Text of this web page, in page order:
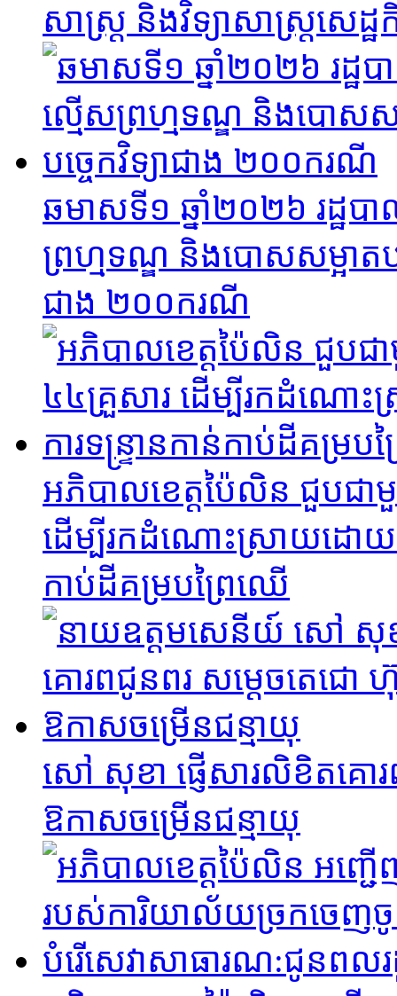
សាស្ត្រ និងវិទ្យាសាស្ត្រសេដ្ឋ
ឆមាសទី១ ឆ្នាំ២០២៦​ រដ្ឋបា
ព្រហ្មទណ្ឌ និងបោសសម្អាតប
ជាង ២០០ករណី
អភិបាលខេត្តប៉ៃលិន ជួបជា
ដើម្បីរកដំណោះស្រាយដោយស
កាប់ដីគម្របព្រៃឈើ
សៅ សុខា ផ្ញើសារលិខិតគោ
ឱកាសចម្រើនជន្មាយុ